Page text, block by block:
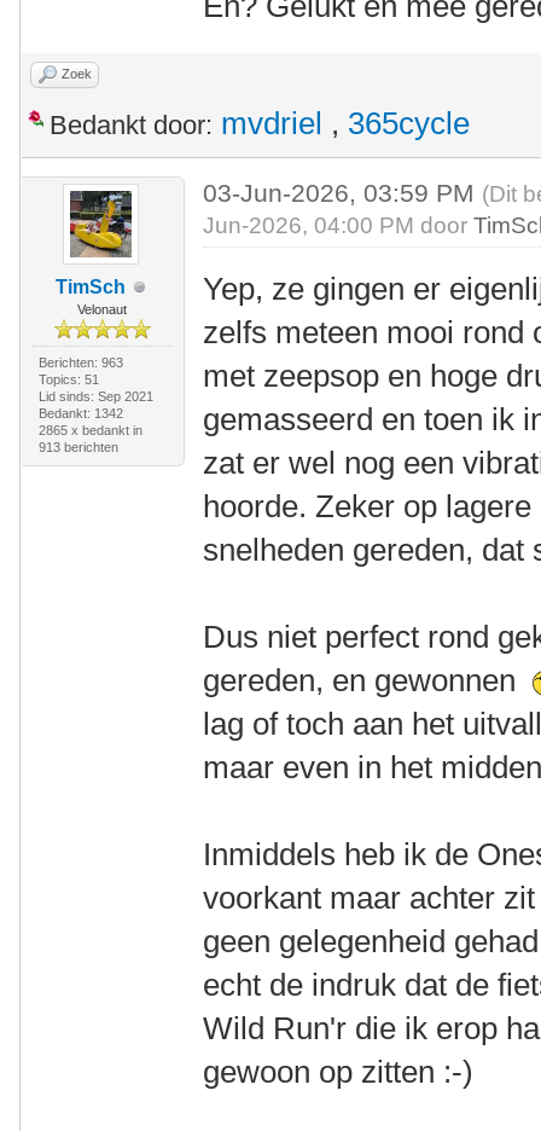
Zoek
Bedankt door: mvdriel , 365cycle
TimSch
Velonaut
Berichten: 963
Topics: 51
Lid sinds: Sep 2021
Bedankt: 1342
2865 x bedankt in
913 berichten
03-Jun-2026, 03:59 PM (Dit
Jun-2026, 04:00 PM door
Yep, ze gingen er
zelfs meteen mooi rond
met zeepsop en hoge
gemasseerd en toen ik
zat er wel nog een
hoorde. Zeker op
snelheden gereden,
Dus niet perfect rond
gereden, en gewonnen
lag of toch aan het
maar even in het
Inmiddels heb ik de
voorkant maar achter
geen gelegenheid
echt de indruk dat de
Wild Run'r die ik erop
gewoon op zitten :-)